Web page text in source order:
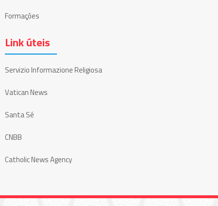
Formações
Link úteis
Servizio Informazione Religiosa
Vatican News
Santa Sé
CNBB
Catholic News Agency